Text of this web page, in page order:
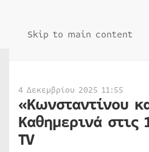
Skip to main content
4 Δεκεμβρίου 2025 11:55
«Κωνσταντίνου
Καθημερινά
TV